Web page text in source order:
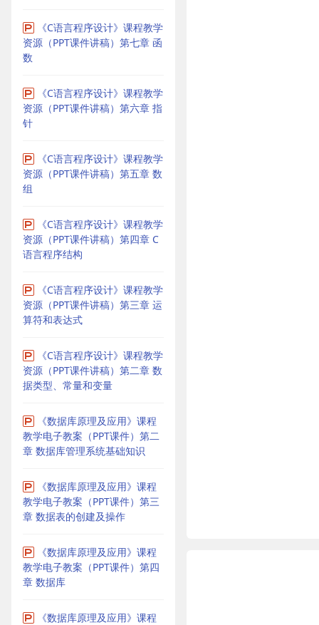
《C语言程序设计》课程教学
资源（PPT课件讲稿）第七章 函
数
《C语言程序设计》课程教学
资源（PPT课件讲稿）第六章 指
针
《C语言程序设计》课程教学
资源（PPT课件讲稿）第五章 数
组
《C语言程序设计》课程教学
资源（PPT课件讲稿）第四章 C
语言程序结构
《C语言程序设计》课程教学
资源（PPT课件讲稿）第三章 运
算符和表达式
《C语言程序设计》课程教学
资源（PPT课件讲稿）第二章 数
据类型、常量和变量
《数据库原理及应用》课程
教学电子教案（PPT课件）第二
章 数据库管理系统基础知识
《数据库原理及应用》课程
教学电子教案（PPT课件）第三
章 数据表的创建及操作
《数据库原理及应用》课程
教学电子教案（PPT课件）第四
章 数据库
《数据库原理及应用》课程